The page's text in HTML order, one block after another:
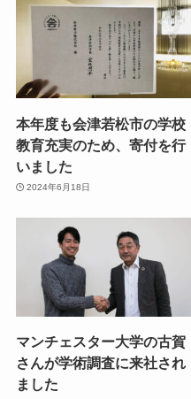
本年度も会津若松市の学校
教育充実のため、寄付を行
いました
2024年6月18日
マンチェスター大学の古賀
さんが学術調査に来社され
ました